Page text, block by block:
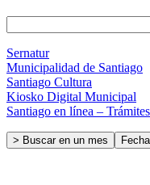
Sernatur
Municipalidad de Santiago
Santiago Cultura
Kiosko Digital Municipal
Santiago en línea –
> Buscar en un mes